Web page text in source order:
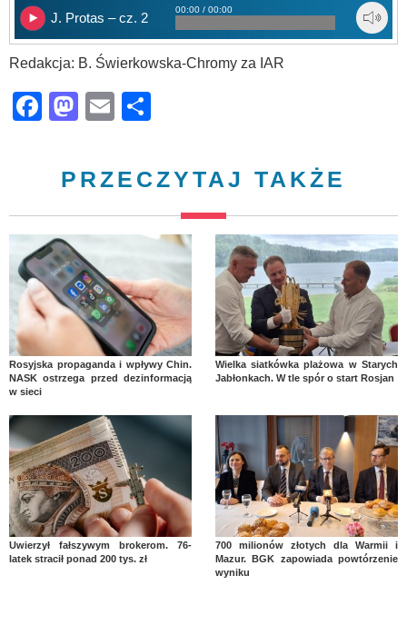
J. Protas – cz. 2
00:00 / 00:00
Redakcja: B. Świerkowska-Chromy za IAR
Facebook
Mastodon
Email
PRZECZYTAJ TAKŻE
Rosyjska propaganda i wpływy Chin.
NASK ostrzega przed dezinformacją
w sieci
Wielka siatkówka plażowa w Starych
Jabłonkach. W tle spór o start Rosjan
Uwierzył fałszywym brokerom. 76-
latek stracił ponad 200 tys. zł
700 milionów złotych dla Warmii i
Mazur. BGK zapowiada powtórzenie
wyniku